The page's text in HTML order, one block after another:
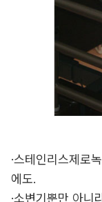
·스테인리스제로
에도.
·소변기뿐만 아니